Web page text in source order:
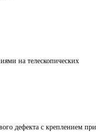
на телескопических
дефекта с креплением при